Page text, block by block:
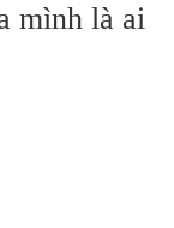
mình là ai